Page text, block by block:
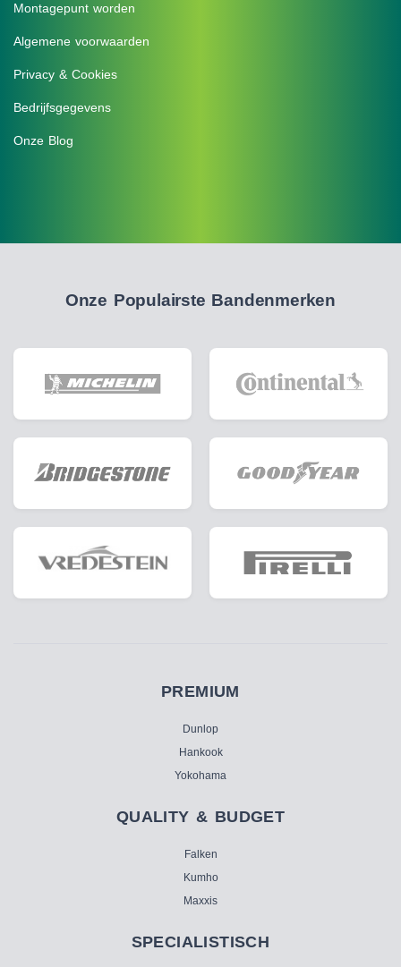
Montagepunt worden
Algemene voorwaarden
Privacy & Cookies
Bedrijfsgegevens
Onze Blog
Onze Populairste Bandenmerken
PREMIUM
Dunlop
Hankook
Yokohama
QUALITY & BUDGET
Falken
Kumho
Maxxis
SPECIALISTISCH